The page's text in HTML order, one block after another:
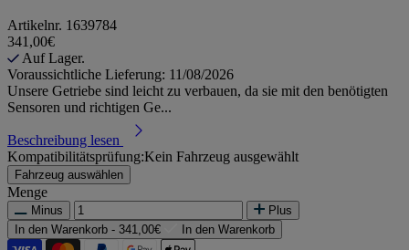
Artikelnr. 1639784
341,00€
Auf Lager.
Voraussichtliche Lieferung: 11/08/2026
Unsere Getriebe sind leicht zu verbauen, da sie mit den benötigten
Sensoren und richtigen Ge...
Beschreibung lesen
Kompatibilitätsprüfung:Kein Fahrzeug ausgewählt
Fahrzeug auswählen
Menge
Minus
Plus
In den Warenkorb - 341,00€ In den Warenkorb